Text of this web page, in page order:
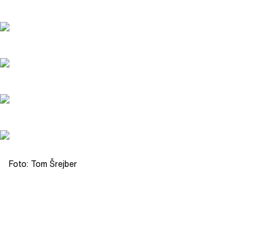
Foto: Tom Šrejber